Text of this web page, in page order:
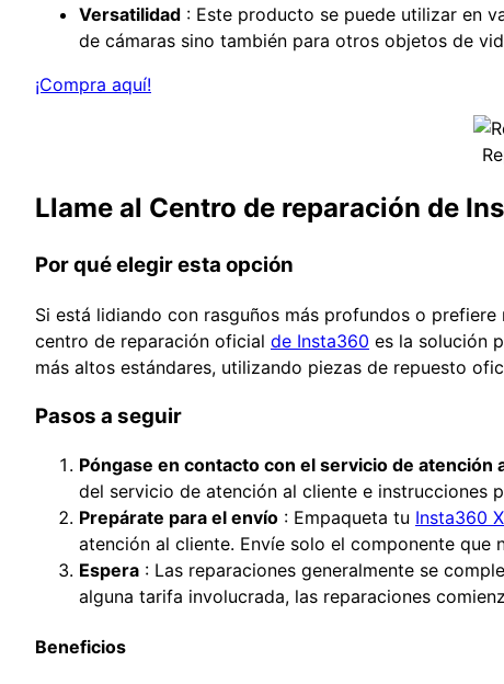
Versatilidad : Este producto se puede utilizar en
de cámaras sino también para otros objetos de
¡Compra aquí!
Llame al Centro de reparación de
Por qué elegir esta opción
Si está lidiando con rasguños más profundos o
centro de reparación oficial de Insta360 es la solución
más altos estándares, utilizando piezas de repuesto
Pasos a seguir
Póngase en contacto con el servicio de atención
del servicio de atención al cliente e instrucciones
Prepárate para el envío : Empaqueta tu Insta360
atención al cliente. Envíe solo el componente
Espera : Las reparaciones generalmente se
alguna tarifa involucrada, las reparaciones
Beneficios